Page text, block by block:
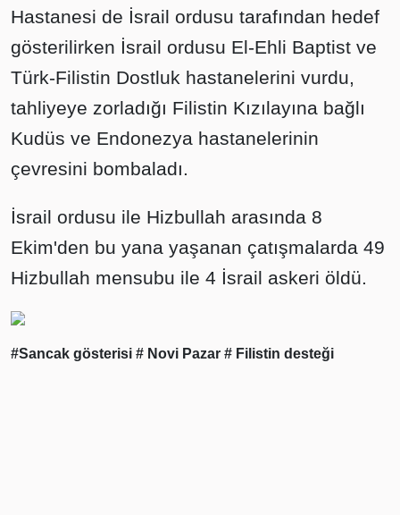
Hastanesi de İsrail ordusu tarafından hedef
gösterilirken İsrail ordusu El-Ehli Baptist ve
Türk-Filistin Dostluk hastanelerini vurdu,
tahliyeye zorladığı Filistin Kızılayına bağlı
Kudüs ve Endonezya hastanelerinin
çevresini bombaladı.
İsrail ordusu ile Hizbullah arasında 8
Ekim'den bu yana yaşanan çatışmalarda 49
Hizbullah mensubu ile 4 İsrail askeri öldü.
#Sancak gösterisi # Novi Pazar # Filistin desteği